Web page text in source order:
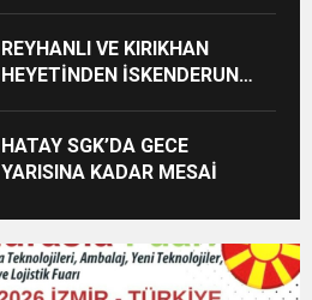
REYHANLI VE KIRIKHAN
HEYETİNDEN İSKENDERUN
HATAY SGK’DA GECE
YARISINA KADAR MESAİ